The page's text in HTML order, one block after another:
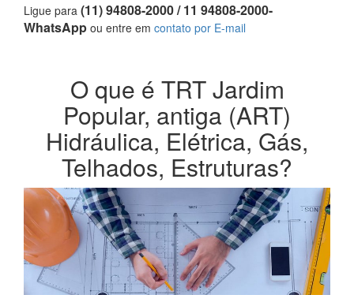
Ligue para (11) 94808-2000 / 11 94808-2000-
WhatsApp ou entre em contato por E-mail
O que é TRT Jardim
Popular, antiga (ART)
Hidráulica, Elétrica, Gás,
Telhados, Estruturas?